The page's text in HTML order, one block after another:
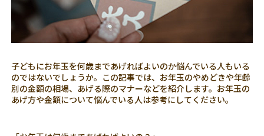
子どもにお年玉を何歳まであげればよいのか悩んでいる人もいる
のではないでしょうか。この記事では、お年玉のやめどきや年齢
別の金額の相場、あげる際のマナーなどを紹介します。お年玉の
あげ方や金額について悩んでいる人は参考にしてください。